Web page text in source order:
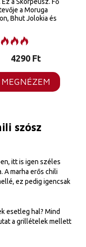
a Skorpeusz. Fő
a Moruga
Bhut Jolokia és
4290 Ft
MEGNÉZEM
szósz
itt is igen széles
A marha erős chili
ez pedig igencsak
esetleg hal? Mind
a grillételek mellett